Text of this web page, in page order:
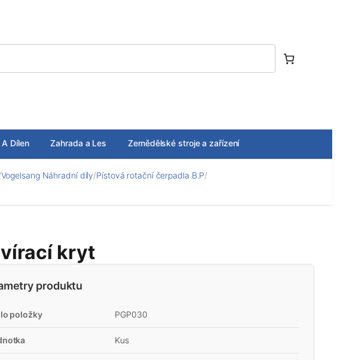
Dílen Zahrada a Les Zemědělské stroje a zařízení
Vogelsang Náhradní díly/Pístová rotační čerpadla B.P/
kryt
produktu
položky PGP030
Kus